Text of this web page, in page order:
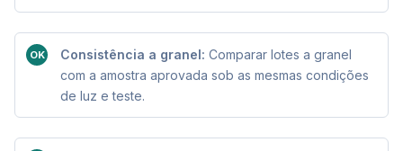
OK Consistência a granel: Comparar lotes a granel
com a amostra aprovada sob as mesmas condições
de luz e teste.